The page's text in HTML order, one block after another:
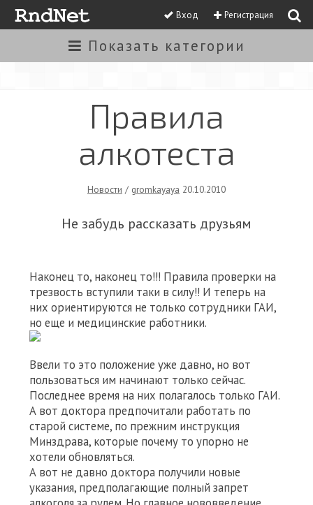
Вход Регистрация
Показать категории
Правила
алкотеста
Новости / gromkayaya 20.10.2010
Не забудь рассказать друзьям
Наконец то, наконец то!!! Правила проверки на
трезвость вступили таки в силу!! И теперь на
них ориентируются не только сотрудники ГАИ,
но еще и медицинские работники.
Ввели то это положение уже давно, но вот
пользоваться им начинают только сейчас.
Последнее время на них полагалось только ГАИ.
А вот доктора предпочитали работать по
старой системе, по прежним инструкция
Минздрава, которые почему то упорно не
хотели обновляться.
А вот не давно доктора получили новые
указания, предполагающие полный запрет